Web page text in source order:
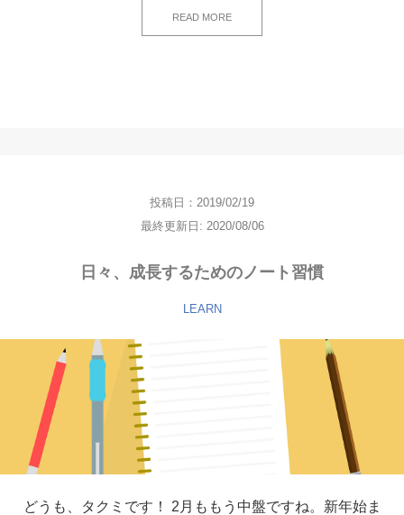
READ MORE
投稿日：2019/02/19
最終更新日: 2020/08/06
日々、成長するためのノート習慣
LEARN
どうも、タクミです！ 2月ももう中盤ですね。新年始ま